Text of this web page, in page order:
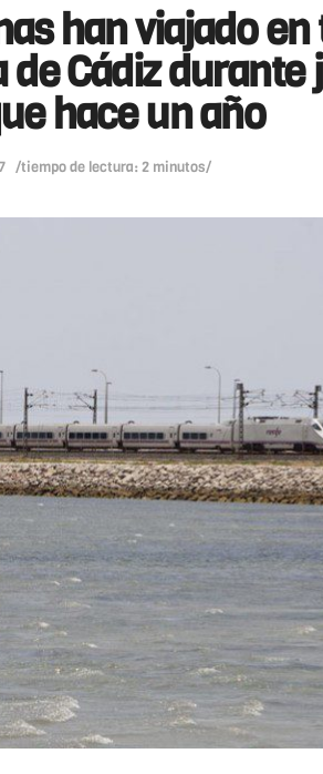
han viajado
Cádiz durante
hace un año
/tiempo de lectura: 2 minutos/